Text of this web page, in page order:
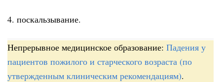
4. поскальзывание.
Непрерывное медицинское образование: Падения у
пациентов пожилого и старческого возраста (по
утвержденным клиническим рекомендациям).